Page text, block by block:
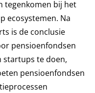
tegenkomen bij het
ecosystemen. Na
is de conclusie
pensioenfondsen
startups te doen,
pensioenfondsen